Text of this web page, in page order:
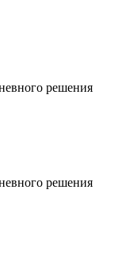
решения
решения